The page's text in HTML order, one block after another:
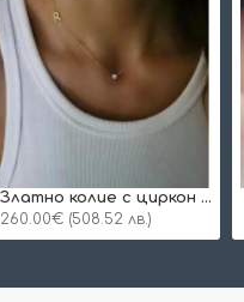
Златно колие с циркон и буква по избор
260.00€ (508.52 лв.)